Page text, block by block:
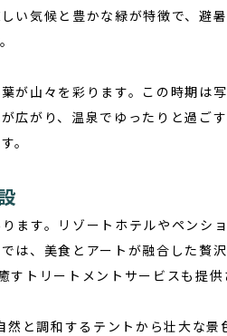
い気候と豊かな緑が特徴で、避
が山々を彩ります。この時期は
広がり、温泉でゆったりと過ご
。
ます。リゾートホテルやペンシ
では、美食とアートが融合した贅
トリートメントサービスも提供
と調和するテントから壮大な